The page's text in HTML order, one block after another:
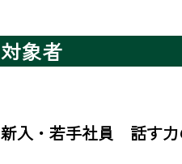
対象者
新入・若手社員　話す